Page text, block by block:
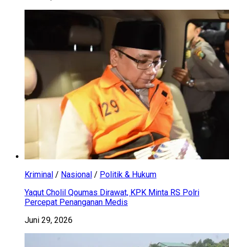
Kriminal / Nasional / Politik & Hukum
Yaqut Cholil Qoumas Dirawat, KPK Minta RS Polri
Percepat Penanganan Medis
Juni 29, 2026